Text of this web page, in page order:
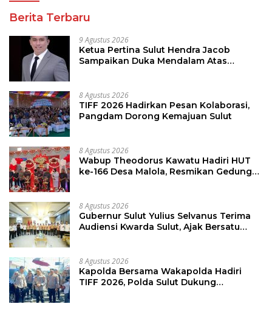
Berita Terbaru
9 Agustus 2026
Ketua Pertina Sulut Hendra Jacob
Sampaikan Duka Mendalam Atas
8 Agustus 2026
TIFF 2026 Hadirkan Pesan Kolaborasi,
Pangdam Dorong Kemajuan Sulut
8 Agustus 2026
Wabup Theodorus Kawatu Hadiri HUT
ke-166 Desa Malola, Resmikan Gedung
8 Agustus 2026
Gubernur Sulut Yulius Selvanus Terima
Audiensi Kwarda Sulut, Ajak Bersatu
8 Agustus 2026
Kapolda Bersama Wakapolda Hadiri
TIFF 2026, Polda Sulut Dukung